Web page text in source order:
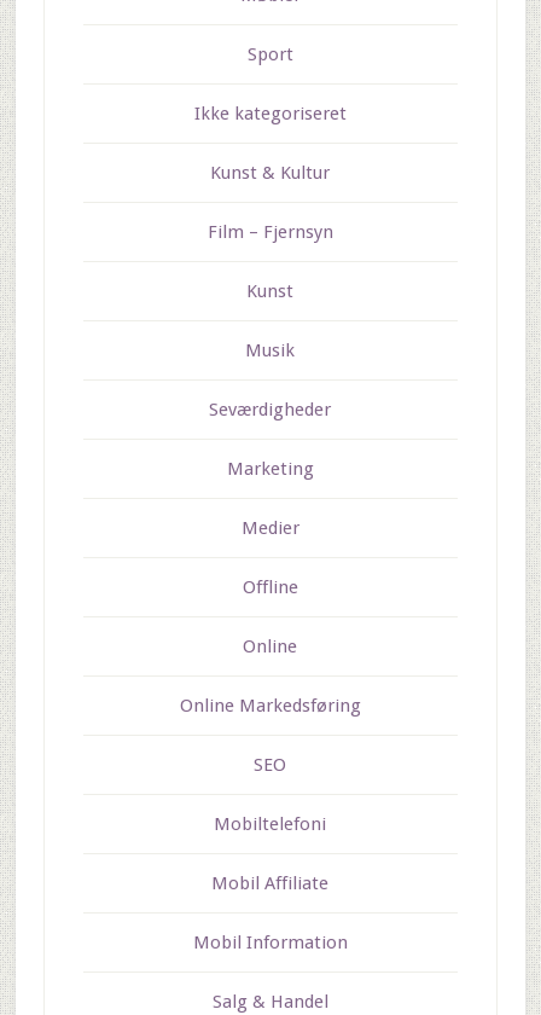
Sport
Ikke kategoriseret
Kunst & Kultur
Film – Fjernsyn
Kunst
Musik
Seværdigheder
Marketing
Medier
Offline
Online
Online Markedsføring
SEO
Mobiltelefoni
Mobil Affiliate
Mobil Information
Salg & Handel